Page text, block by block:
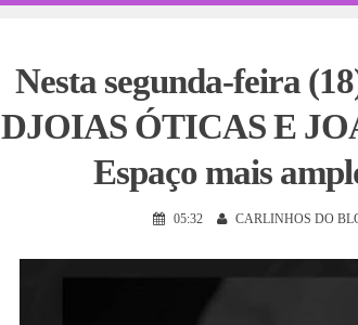
Nesta segunda-feira
DJOIAS ÓTICAS E
Espaço mais
05:32 CARLINHOS DO